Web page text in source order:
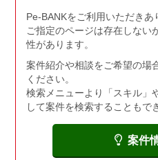
Pe-BANKをご利用いただきあ
ご指定のページは存在しない
性があります。
案件紹介や相談をご希望の場
ください。
検索メニューより「スキル」
して案件を検索することもで
案件